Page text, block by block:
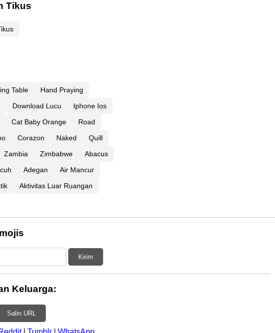
Tikus
Table
Hand Praying
Download Lucu
Iphone Ios
Cat Baby Orange
Road
Corazon Naked
Quill
Zambia Zimbabwe
Abacus
Adegan
Air Mancur
Aktivitas Luar Ruangan
Kirim
Keluarga:
Salin URL